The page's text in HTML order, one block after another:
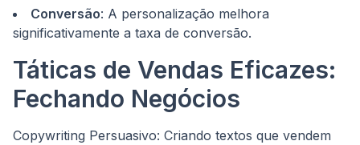
Conversão: A personalização melhora
significativamente a taxa de conversão.
Táticas de Vendas Eficazes:
Fechando Negócios
Copywriting Persuasivo: Criando textos que vendem